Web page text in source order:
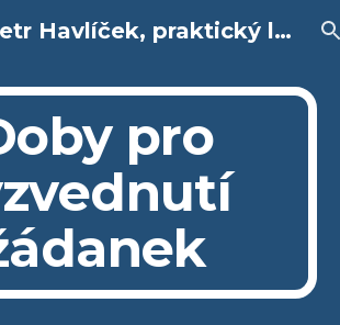
Skip to navigation
MUDr. Petr Havlíček, praktický lékař pro děti a dorost, dětský lékař
pro